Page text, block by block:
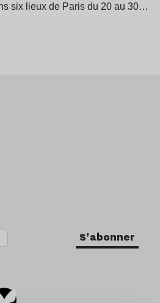
six lieux de Paris du 20 au 30…
S'abonner